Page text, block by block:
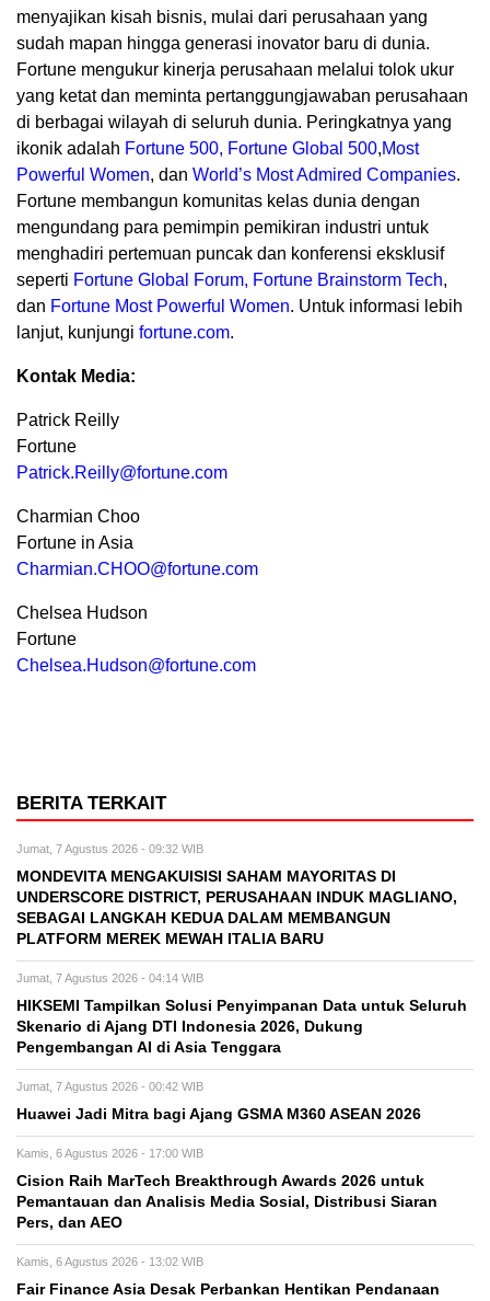
menyajikan kisah bisnis, mulai dari perusahaan yang
sudah mapan hingga generasi inovator baru di dunia.
Fortune mengukur kinerja perusahaan melalui tolok ukur
yang ketat dan meminta pertanggungjawaban perusahaan
di berbagai wilayah di seluruh dunia. Peringkatnya yang
ikonik adalah Fortune 500, Fortune Global 500,Most
Powerful Women, dan World’s Most Admired Companies.
Fortune membangun komunitas kelas dunia dengan
mengundang para pemimpin pemikiran industri untuk
menghadiri pertemuan puncak dan konferensi eksklusif
seperti Fortune Global Forum, Fortune Brainstorm Tech,
dan Fortune Most Powerful Women. Untuk informasi lebih
lanjut, kunjungi fortune.com.
Kontak Media:
Patrick Reilly
Fortune
Patrick.Reilly@fortune.com
Charmian Choo
Fortune in Asia
Charmian.CHOO@fortune.com
Chelsea Hudson
Fortune
Chelsea.Hudson@fortune.com
BERITA TERKAIT
Jumat, 7 Agustus 2026 - 09:32 WIB
MONDEVITA MENGAKUISISI SAHAM MAYORITAS DI
UNDERSCORE DISTRICT, PERUSAHAAN INDUK MAGLIANO,
SEBAGAI LANGKAH KEDUA DALAM MEMBANGUN
PLATFORM MEREK MEWAH ITALIA BARU
Jumat, 7 Agustus 2026 - 04:14 WIB
HIKSEMI Tampilkan Solusi Penyimpanan Data untuk Seluruh
Skenario di Ajang DTI Indonesia 2026, Dukung
Pengembangan AI di Asia Tenggara
Jumat, 7 Agustus 2026 - 00:42 WIB
Huawei Jadi Mitra bagi Ajang GSMA M360 ASEAN 2026
Kamis, 6 Agustus 2026 - 17:00 WIB
Cision Raih MarTech Breakthrough Awards 2026 untuk
Pemantauan dan Analisis Media Sosial, Distribusi Siaran
Pers, dan AEO
Kamis, 6 Agustus 2026 - 13:02 WIB
Fair Finance Asia Desak Perbankan Hentikan Pendanaan